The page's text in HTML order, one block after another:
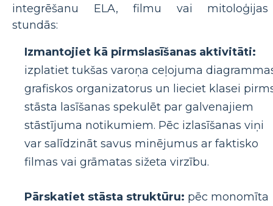
integrēšanu ELA, filmu vai mitoloģijas
stundās:
Izmantojiet kā pirmslasīšanas aktivitāti:
izplatiet tukšas varoņa ceļojuma
grafiskos organizatorus un lieciet klasei
stāsta lasīšanas spekulēt par galvenajiem
stāstījuma notikumiem. Pēc izlasīšanas viņi
var salīdzināt savus minējumus ar faktisko
filmas vai grāmatas sižeta virzību.
Pārskatiet stāsta struktūru: pēc monomīta